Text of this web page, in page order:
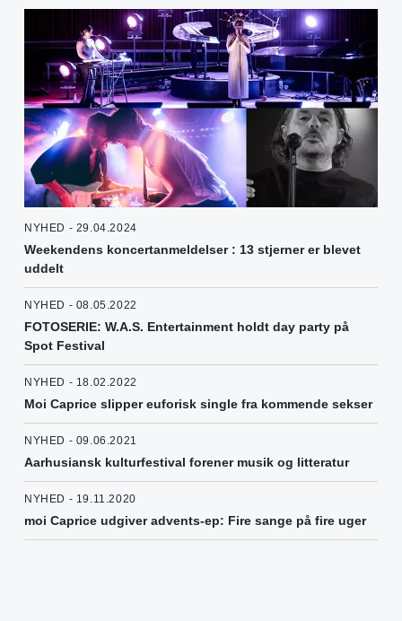
NYHED - 29.04.2024
Weekendens koncertanmeldelser : 13 stjerner er blevet
uddelt
NYHED - 08.05.2022
FOTOSERIE: W.A.S. Entertainment holdt day party på
Spot Festival
NYHED - 18.02.2022
Moi Caprice slipper euforisk single fra kommende sekser
NYHED - 09.06.2021
Aarhusiansk kulturfestival forener musik og litteratur
NYHED - 19.11.2020
moi Caprice udgiver advents-ep: Fire sange på fire uger